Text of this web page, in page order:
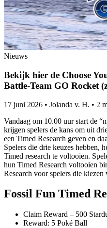
Nieuws
Bekijk hier de Choose
Battle-Team GO Rocket
17 juni 2026 • Jolanda v. H. • 2
Vandaag om 10.00 uur start de
krijgen spelers de kans om uit
een Timed Research geven en
Spelers die drie keuzes hebben,
Timed research te voltooien.
hun Timed Research voltooien
Research voor spelers die
Fossil Fun Timed
Claim Reward – 500
Reward: 5 Poké Ball